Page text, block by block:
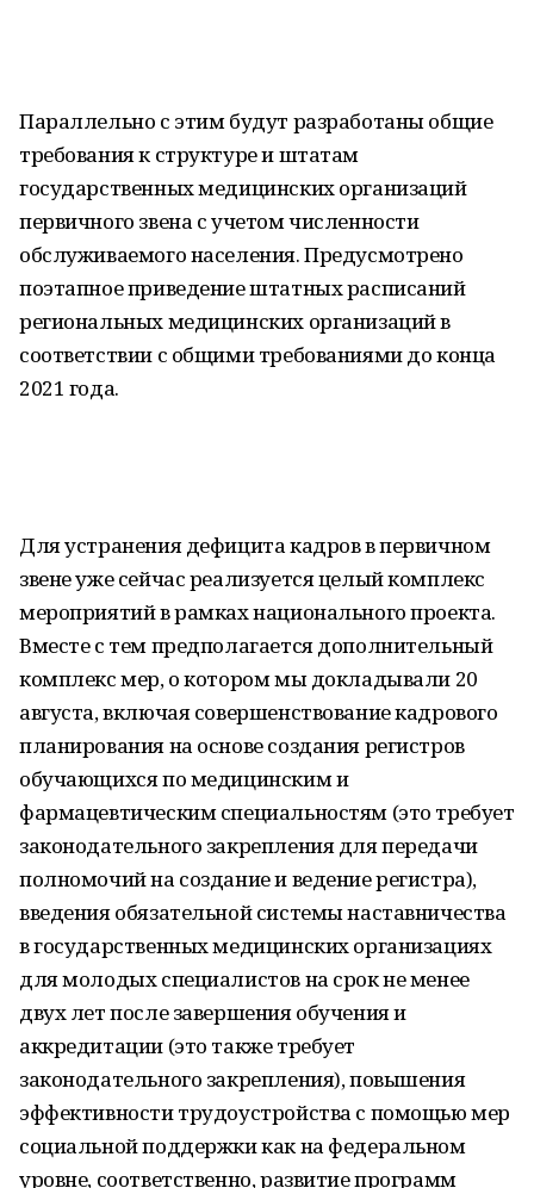
Параллельно с этим будут разработаны общие
требования к структуре и штатам
государственных медицинских организаций
первичного звена с учетом численности
обслуживаемого населения. Предусмотрено
поэтапное приведение штатных расписаний
региональных медицинских организаций в
соответствии с общими требованиями до конца
2021 года.
Для устранения дефицита кадров в первичном
звене уже сейчас реализуется целый комплекс
мероприятий в рамках национального проекта.
Вместе с тем предполагается дополнительный
комплекс мер, о котором мы докладывали 20
августа, включая совершенствование кадрового
планирования на основе создания регистров
обучающихся по медицинским и
фармацевтическим специальностям (это требует
законодательного закрепления для передачи
полномочий на создание и ведение регистра),
введения обязательной системы наставничества
в государственных медицинских организациях
для молодых специалистов на срок не менее
двух лет после завершения обучения и
аккредитации (это также требует
законодательного закрепления), повышения
эффективности трудоустройства с помощью мер
социальной поддержки как на федеральном
уровне, соответственно, развитие программ